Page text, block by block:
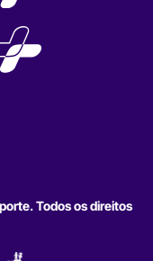
Todos os direitos